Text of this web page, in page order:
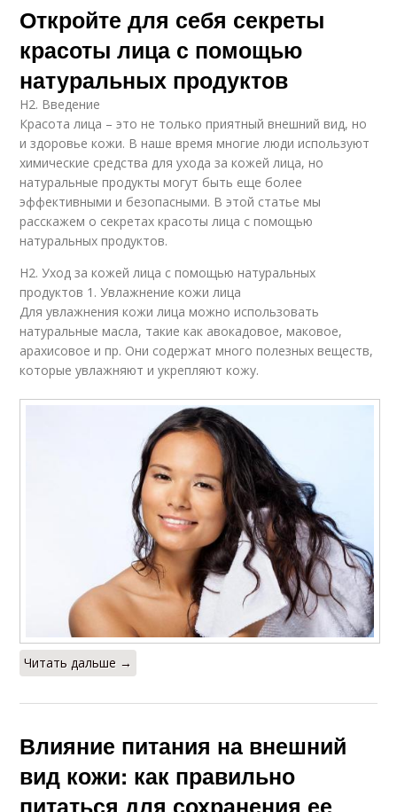
Откройте для себя секреты
красоты лица с помощью
натуральных продуктов
H2. Введение
Красота лица – это не только приятный внешний вид, но
и здоровье кожи. В наше время многие люди используют
химические средства для ухода за кожей лица, но
натуральные продукты могут быть еще более
эффективными и безопасными. В этой статье мы
расскажем о секретах красоты лица с помощью
натуральных продуктов.
H2. Уход за кожей лица с помощью натуральных
продуктов 1. Увлажнение кожи лица
Для увлажнения кожи лица можно использовать
натуральные масла, такие как авокадовое, маковое,
арахисовое и пр. Они содержат много полезных веществ,
которые увлажняют и укрепляют кожу.
Читать дальше →
Влияние питания на внешний
вид кожи: как правильно